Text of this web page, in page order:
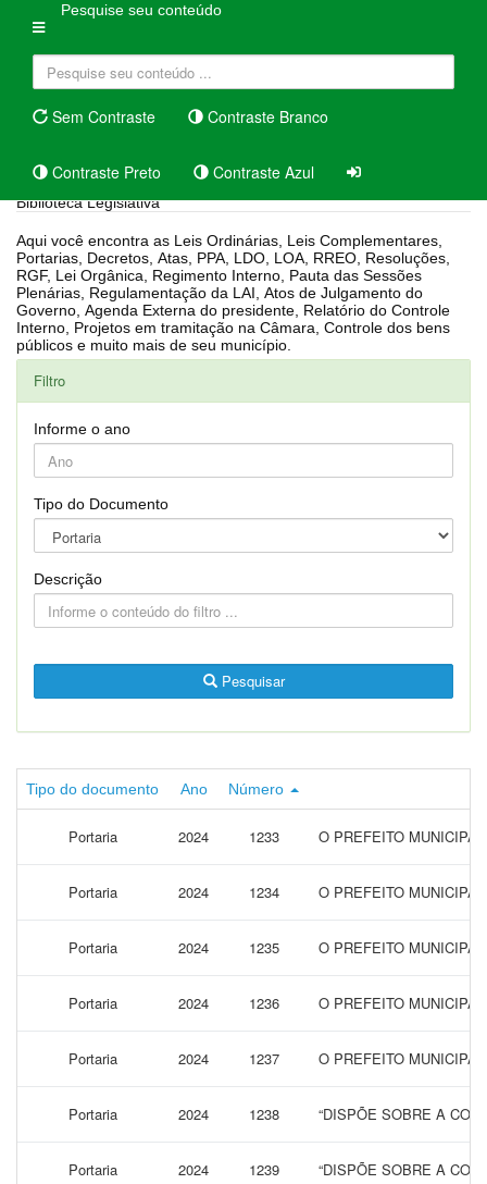
Pesquise seu conteúdo
Sem Contraste Contraste Branco
Contraste Preto Contraste Azul
Biblioteca Legislativa
Aqui você encontra as Leis Ordinárias, Leis Complementares,
Portarias, Decretos, Atas, PPA, LDO, LOA, RREO, Resoluções,
RGF, Lei Orgânica, Regimento Interno, Pauta das Sessões
Plenárias, Regulamentação da LAI, Atos de Julgamento do
Governo, Agenda Externa do presidente, Relatório do Controle
Interno, Projetos em tramitação na Câmara, Controle dos bens
públicos e muito mais de seu município.
Filtro
Informe o ano
Tipo do Documento
Descrição
Pesquisar
Tipo do documento Ano Número
Portaria 2024 1233 O PREFEITO
Portaria 2024 1234 O PREFEITO
Portaria 2024 1235 O PREFEITO
Portaria 2024 1236 O PREFEITO
Portaria 2024 1237 O PREFEITO
Portaria 2024 1238 “DISPÕE SOBRE A
Portaria 2024 1239 “DISPÕE SOBRE A